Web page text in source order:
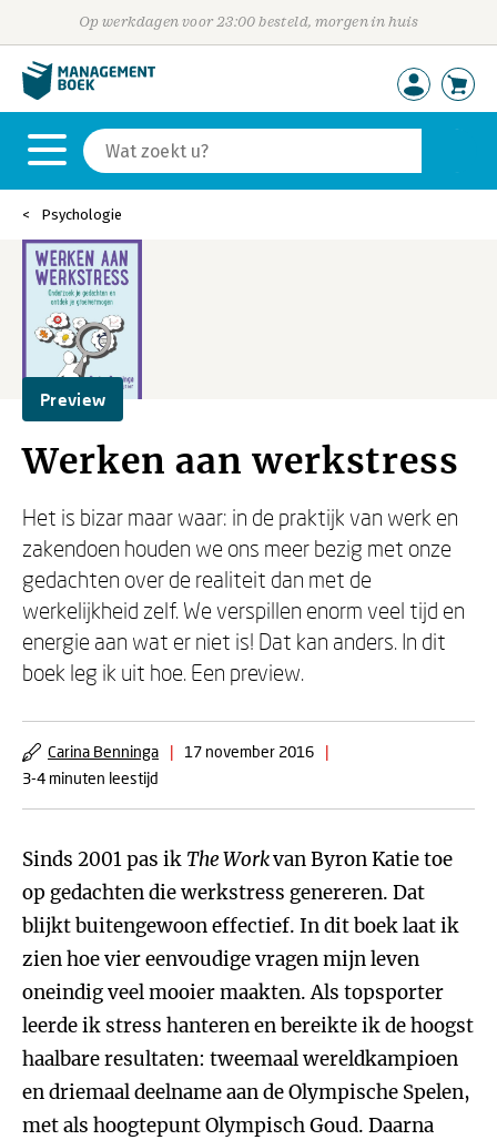
Op werkdagen voor 23:00 besteld, morgen in huis
Psychologie
Preview
Werken aan werkstress
Het is bizar maar waar: in de praktijk van werk en
zakendoen houden we ons meer bezig met onze
gedachten over de realiteit dan met de
werkelijkheid zelf. We verspillen enorm veel tijd en
energie aan wat er niet is! Dat kan anders. In dit
boek leg ik uit hoe. Een preview.
Carina Benninga | 17 november 2016
|
3-4 minuten leestijd
Sinds 2001 pas ik The Workvan Byron Katie toe
op gedachten die werkstress genereren. Dat
blijkt buitengewoon effectief. In dit boek laat ik
zien hoe vier eenvoudige vragen mijn leven
oneindig veel mooier maakten. Als topsporter
leerde ik stress hanteren en bereikte ik de hoogst
haalbare resultaten: tweemaal wereldkampioen
en driemaal deelname aan de Olympische Spelen,
met als hoogtepunt Olympisch Goud. Daarna